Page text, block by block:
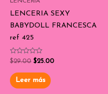
LENCERIA SEXY
BABYDOLL FRANCESCA
ref 425
Valorado
con
de
5
$29.00 $25.00
Leer más